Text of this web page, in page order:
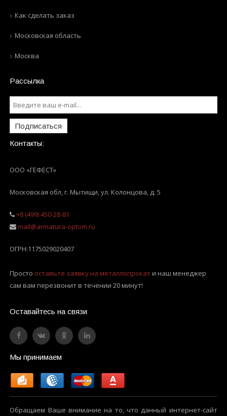
Как сделать заказ
Московская область
Москва
Рассылка
Подписаться
Контакты:
ООО «ГЕФЕСТ»
Московская обл, г. Мытищи,ул. Колонцова, д. 5
+8 (499) 450-28-81
mail@armatura-optom.ru
ОГРН:1175029020407
Просто оставьте заявку на металлопрокати наш менеджер
сам вам перезвонит в течении 20 минут!
Оставайтесь на связи
Мы принимаем
Обращаем Ваше внимание на то, что данный интернет-сайт